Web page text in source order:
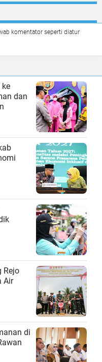
komentator seperti diatur
ke
dan
Rejo
Air
di